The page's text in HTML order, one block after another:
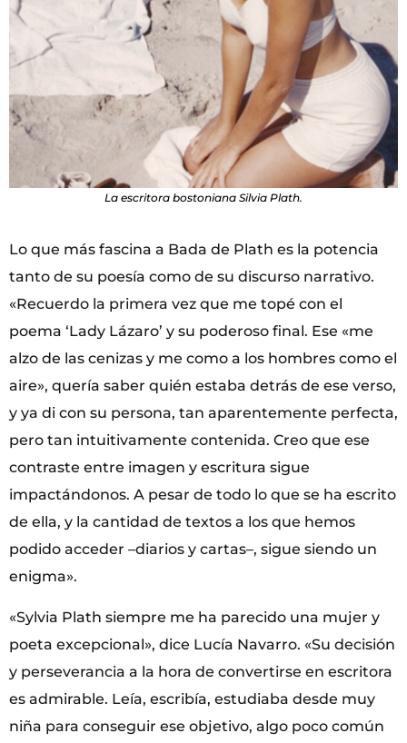
La escritora bostoniana Silvia Plath.
Lo que más fascina a Bada de Plath es la potencia
tanto de su poesía como de su discurso narrativo.
«Recuerdo la primera vez que me topé con el
poema ‘Lady Lázaro’ y su poderoso final. Ese «me
alzo de las cenizas y me como a los hombres como el
aire», quería saber quién estaba detrás de ese verso,
y ya di con su persona, tan aparentemente perfecta,
pero tan intuitivamente contenida. Creo que ese
contraste entre imagen y escritura sigue
impactándonos. A pesar de todo lo que se ha escrito
de ella, y la cantidad de textos a los que hemos
podido acceder –diarios y cartas–, sigue siendo un
enigma».
«Sylvia Plath siempre me ha parecido una mujer y
poeta excepcional», dice Lucía Navarro. «Su decisión
y perseverancia a la hora de convertirse en escritora
es admirable. Leía, escribía, estudiaba desde muy
niña para conseguir ese objetivo, algo poco común